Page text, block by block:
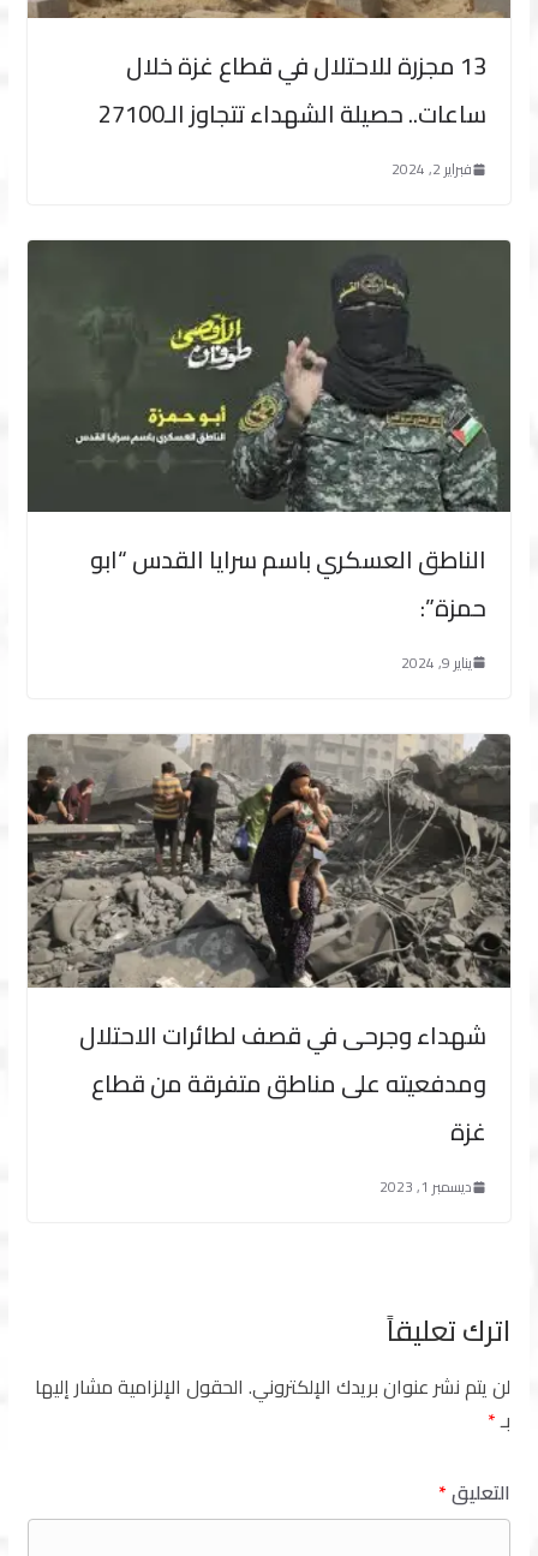
13 مجزرة للاحتلال في قطاع غزة خلال
ساعات.. حصيلة الشهداء تتجاوز الـ27100
فبراير 2, 2024
الناطق العسكري باسم سرايا القدس “ابو
حمزة”:
يناير 9, 2024
شهداء وجرحى في قصف لطائرات الاحتلال
ومدفعيته على مناطق متفرقة من قطاع
غزة
ديسمبر 1, 2023
اترك تعليقاً
لن يتم نشر عنوان بريدك الإلكتروني. الحقول الإلزامية مشار إليها
بـ*
التعليق*